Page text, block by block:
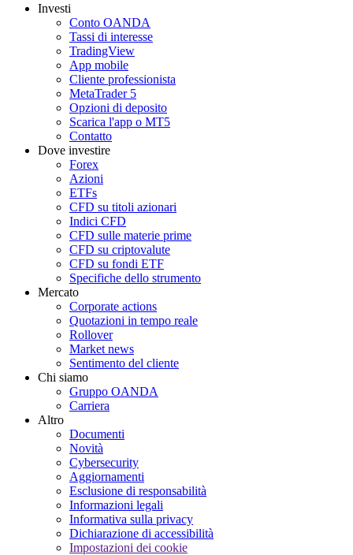
Investi
Conto OANDA
Tassi di interesse
TradingView
App mobile
Cliente professionista
MetaTrader 5
Opzioni di deposito
Scarica l'app o MT5
Contatto
Dove investire
Forex
Azioni
ETFs
CFD su titoli azionari
Indici CFD
CFD sulle materie prime
CFD su criptovalute
CFD su fondi ETF
Specifiche dello strumento
Mercato
Corporate actions
Quotazioni in tempo reale
Rollover
Market news
Sentimento del cliente
Chi siamo
Gruppo OANDA
Carriera
Altro
Documenti
Novità
Cybersecurity
Aggiornamenti
Esclusione di responsabilità
Informazioni legali
Informativa sulla privacy
Dichiarazione di accessibilità
Impostazioni dei cookie